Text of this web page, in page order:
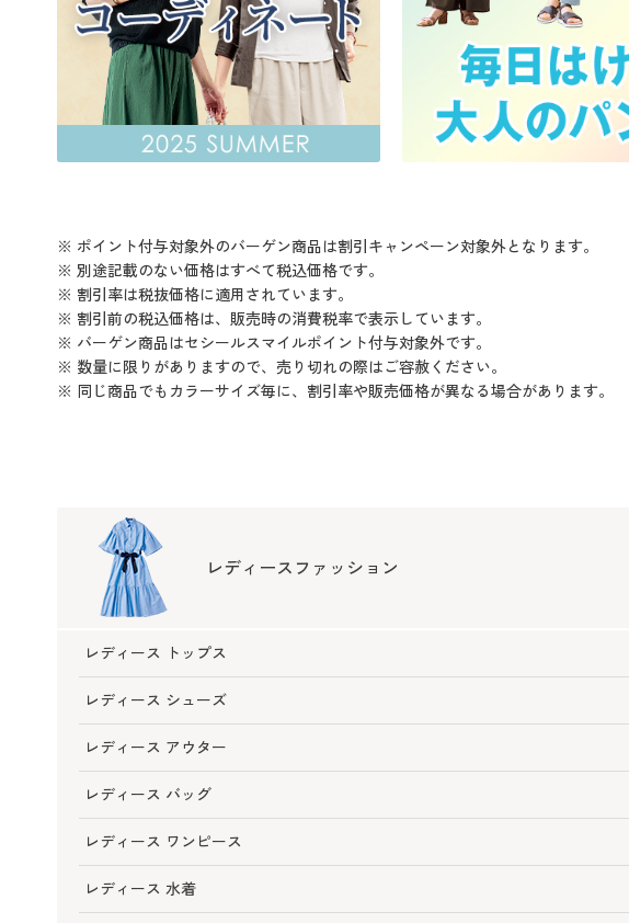
※ ポイント付与対象外のバーゲン商品は割引キャンペーン対象外となります。
※ 別途記載のない価格はすべて税込価格です。
※ 割引率は税抜価格に適用されています。
※ 割引前の税込価格は、販売時の消費税率で表示しています。
※ バーゲン商品はセシールスマイルポイント付与対象外です。
※ 数量に限りがありますので、売り切れの際はご容赦ください。
※ 同じ商品でもカラーサイズ毎に、割引率や販売価格が異なる場合があります。
レディースファッション
レディース トップス
レディース シューズ
レディース アウター
レディース バッグ
レディース ワンピース
レディース 水着